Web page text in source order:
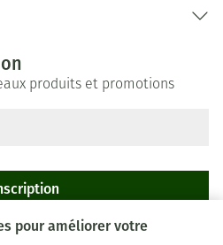
pour améliorer votre
produits et promotions
vous abonnez à notre newsletter et